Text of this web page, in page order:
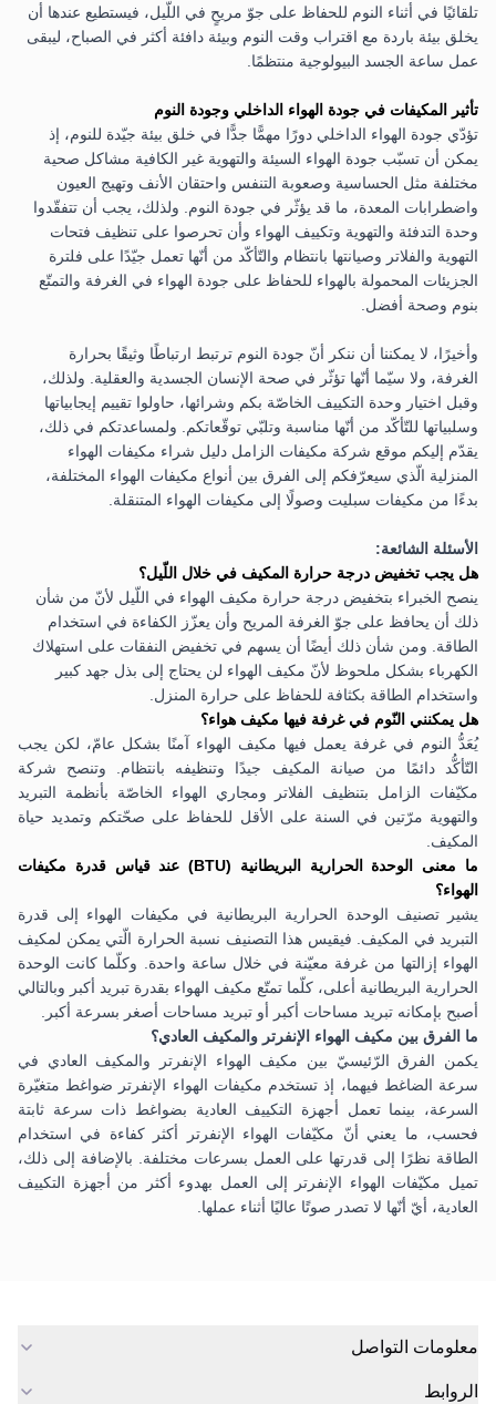
تلقائيًا في أثناء النوم للحفاظ على جوّ مريحٍ في اللّيل، فيستطيع عندها أن
يخلق بيئة باردة مع اقتراب وقت النوم وبيئة دافئة أكثر في الصباح، ليبقى
عمل ساعة الجسد البيولوجية منتظمًا.
تأثير المكيفات في جودة الهواء الداخلي وجودة النوم
تؤدّي جودة الهواء الداخلي دورًا مهمًّا جدًّا في خلق بيئة جيّدة للنوم، إذ
يمكن أن تسبّب جودة الهواء السيئة والتهوية غير الكافية مشاكل صحية
مختلفة مثل الحساسية وصعوبة التنفس واحتقان الأنف وتهيج العيون
واضطرابات المعدة، ما قد يؤثّر في جودة النوم. ولذلك، يجب أن تتفقّدوا
وحدة التدفئة والتهوية وتكييف الهواء وأن تحرصوا على تنظيف فتحات
التهوية والفلاتر وصيانتها بانتظام والتّأكّد من أنّها تعمل جيّدًا على فلترة
الجزيئات المحمولة بالهواء للحفاظ على جودة الهواء في الغرفة والتمتّع
بنوم وصحة أفضل.
وأخيرًا، لا يمكننا أن ننكر أنّ جودة النوم ترتبط ارتباطًا وثيقًا بحرارة
الغرفة، ولا سيّما أنّها تؤثّر في صحة الإنسان الجسدية والعقلية. ولذلك،
وقبل اختيار وحدة التكييف الخاصّة بكم وشرائها، حاولوا تقييم إيجابياتها
وسلبياتها للتّأكّد من أنّها مناسبة وتلبّي توقّعاتكم. ولمساعدتكم في ذلك،
يقدّم إليكم موقع شركة مكيفات الزامل دليل شراء مكيفات الهواء
المنزلية الّذي سيعرّفكم إلى الفرق بين أنواع مكيفات الهواء المختلفة،
بدءًا من مكيفات سبليت وصولًا إلى مكيفات الهواء المتنقلة.
الأسئلة الشائعة:
هل يجب تخفيض درجة حرارة المكيف في خلال اللّيل؟
ينصح الخبراء بتخفيض درجة حرارة مكيف الهواء في اللّيل لأنّ من شأن
ذلك أن يحافظ على جوّ الغرفة المريح وأن يعزّز الكفاءة في استخدام
الطاقة. ومن شأن ذلك أيضًا أن يسهم في تخفيض النفقات على استهلاك
الكهرباء بشكل ملحوظ لأنّ مكيف الهواء لن يحتاج إلى بذل جهد كبير
واستخدام الطاقة بكثافة للحفاظ على حرارة المنزل.
هل يمكنني النّوم في غرفة فيها مكيف هواء؟
يُعَدُّ النوم في غرفة يعمل فيها مكيف الهواء آمنًا بشكل عامّ، لكن يجب
التّأكُّد دائمًا من صيانة المكيف جيدًا وتنظيفه بانتظام. وتنصح شركة
مكيّفات الزامل بتنظيف الفلاتر ومجاري الهواء الخاصّة بأنظمة التبريد
والتهوية مرّتين في السنة على الأقل للحفاظ على صحّتكم وتمديد حياة
المكيف.
ما معنى الوحدة الحرارية البريطانية (BTU) عند قياس قدرة مكيفات
الهواء؟
يشير تصنيف الوحدة الحرارية البريطانية في مكيفات الهواء إلى قدرة
التبريد في المكيف. فيقيس هذا التصنيف نسبة الحرارة الّتي يمكن لمكيف
الهواء إزالتها من غرفة معيّنة في خلال ساعة واحدة. وكلّما كانت الوحدة
الحرارية البريطانية أعلى، كلّما تمتّع مكيف الهواء بقدرة تبريد أكبر وبالتالي
أصبح بإمكانه تبريد مساحات أكبر أو تبريد مساحات أصغر بسرعة أكبر.
ما الفرق بين مكيف الهواء الإنفرتر والمكيف العادي؟
يكمن الفرق الرّئيسيّ بين مكيف الهواء الإنفرتر
والمكيف العادي في
سرعة الضاغط فيهما، إذ تستخدم مكيفات الهواء الإنفرتر ضواغط متغيّرة
السرعة، بينما تعمل أجهزة التكييف العادية بضواغط ذات سرعة ثابتة
فحسب، ما يعني أنّ مكيّفات الهواء الإنفرتر أكثر كفاءة في استخدام
الطاقة نظرًا إلى قدرتها على العمل بسرعات مختلفة. بالإضافة إلى ذلك،
تميل مكيّفات الهواء الإنفرتر إلى العمل بهدوء أكثر من أجهزة التكييف
العادية، أيّ أنّها لا تصدر صوتًا عاليًا أثناء عملها.
معلومات التواصل
الروابط